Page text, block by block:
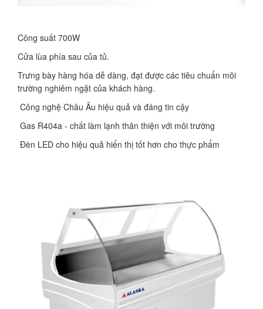
Công suất 700W
Cửa lùa phía sau của tủ.
Trưng bày hàng hóa dễ dàng, đạt được các tiêu chuẩn môi
trường nghiêm ngặt của khách hàng.
Công nghệ Châu Âu hiệu quả và đáng tin cậy
Gas R404a - chất làm lạnh thân thiện với môi trường
Đèn LED cho hiệu quả hiển thị tốt hơn cho thực phẩm